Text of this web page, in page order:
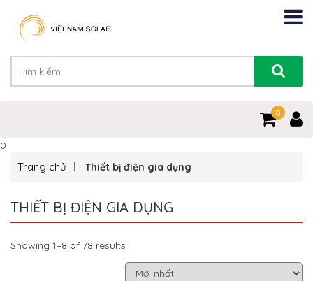
0
0
Trang chủ Thiết bị điện gia dụng
THIẾT BỊ ĐIỆN GIA DỤNG
Showing 1–8 of 78 results